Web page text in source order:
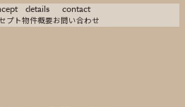
プト
details
物件概要
contact
お問い合わせ